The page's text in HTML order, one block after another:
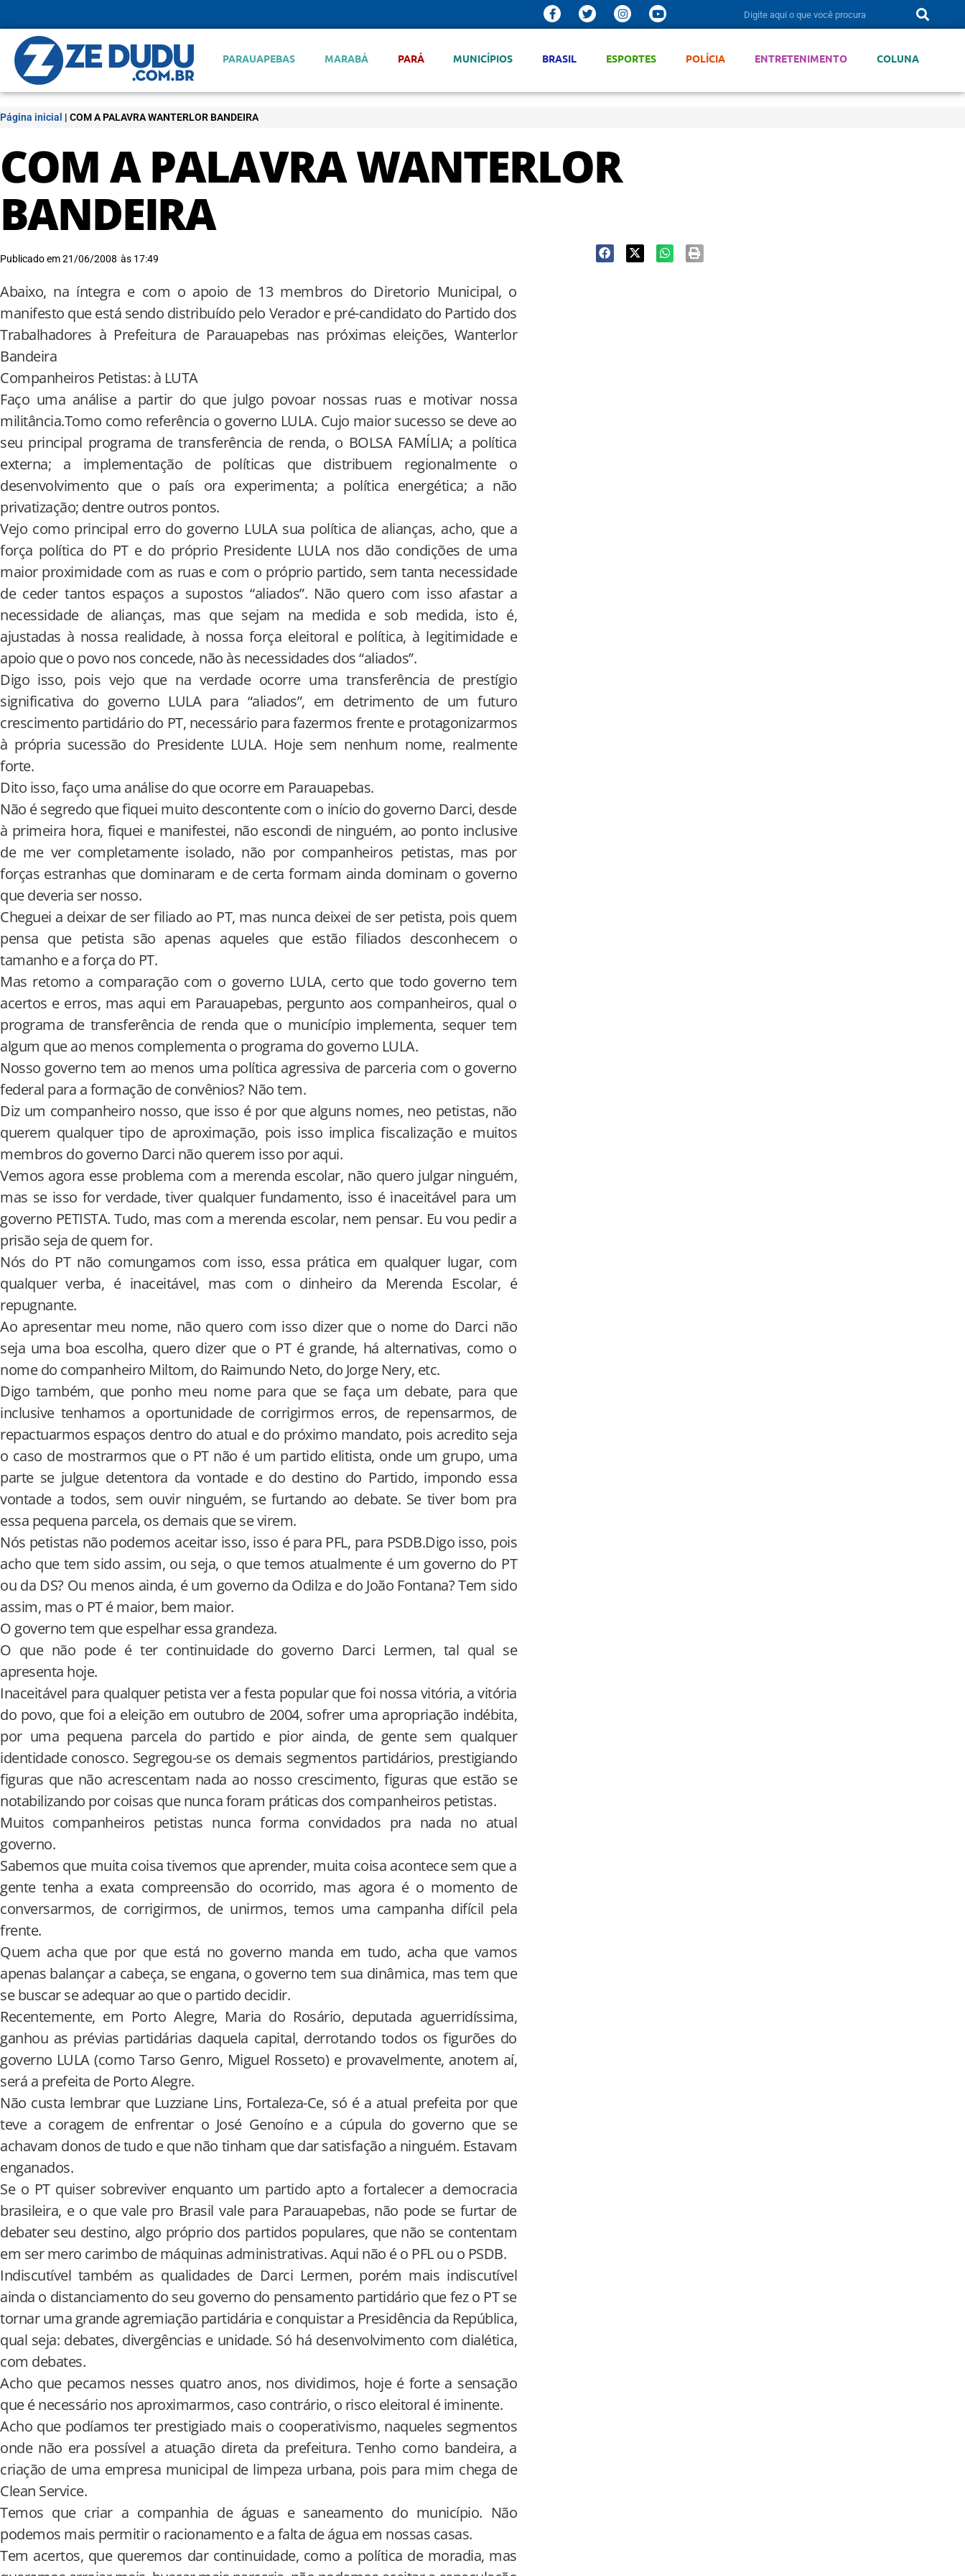
PARAUAPEBAS MARABÁ PARÁ MUNICÍPIOS BRASIL ESPORTES POLÍCIA ENTRETENIMENTO COLUNA
Página inicial | COM A PALAVRA WANTERLOR BANDEIRA
COM A PALAVRA WANTERLOR
BANDEIRA
Publicado em21/06/2008 às 17:49
Abaixo, na íntegra e com o apoio de 13 membros do Diretorio Municipal, o
manifesto que está sendo distribuído pelo Verador e pré-candidato do Partido dos
Trabalhadores à Prefeitura de Parauapebas nas próximas eleições, Wanterlor
Bandeira
Companheiros Petistas: à LUTA
Faço uma análise a partir do que julgo povoar nossas ruas e motivar nossa
militância.Tomo como referência o governo LULA. Cujo maior sucesso se deve ao
seu principal programa de transferência de renda, o BOLSA FAMÍLIA; a política
externa; a implementação de políticas que distribuem regionalmente o
desenvolvimento que o país ora experimenta; a política energética; a não
privatização; dentre outros pontos.
Vejo como principal erro do governo LULA sua política de alianças, acho, que a
força política do PT e do próprio Presidente LULA nos dão condições de uma
maior proximidade com as ruas e com o próprio partido, sem tanta necessidade
de ceder tantos espaços a supostos “aliados”. Não quero com isso afastar a
necessidade de alianças, mas que sejam na medida e sob medida, isto é,
ajustadas à nossa realidade, à nossa força eleitoral e política, à legitimidade e
apoio que o povo nos concede, não às necessidades dos “aliados”.
Digo isso, pois vejo que na verdade ocorre uma transferência de prestígio
significativa do governo LULA para “aliados”, em detrimento de um futuro
crescimento partidário do PT, necessário para fazermos frente e protagonizarmos
à própria sucessão do Presidente LULA. Hoje sem nenhum nome, realmente
forte.
Dito isso, faço uma análise do que ocorre em Parauapebas.
Não é segredo que fiquei muito descontente com o início do governo Darci, desde
à primeira hora, fiquei e manifestei, não escondi de ninguém, ao ponto inclusive
de me ver completamente isolado, não por companheiros petistas, mas por
forças estranhas que dominaram e de certa formam ainda dominam o governo
que deveria ser nosso.
Cheguei a deixar de ser filiado ao PT, mas nunca deixei de ser petista, pois quem
pensa que petista são apenas aqueles que estão filiados desconhecem o
tamanho e a força do PT.
Mas retomo a comparação com o governo LULA, certo que todo governo tem
acertos e erros, mas aqui em Parauapebas, pergunto aos companheiros, qual o
programa de transferência de renda que o município implementa, sequer tem
algum que ao menos complementa o programa do governo LULA.
Nosso governo tem ao menos uma política agressiva de parceria com o governo
federal para a formação de convênios? Não tem.
Diz um companheiro nosso, que isso é por que alguns nomes, neo petistas, não
querem qualquer tipo de aproximação, pois isso implica fiscalização e muitos
membros do governo Darci não querem isso por aqui.
Vemos agora esse problema com a merenda escolar, não quero julgar ninguém,
mas se isso for verdade, tiver qualquer fundamento, isso é inaceitável para um
governo PETISTA. Tudo, mas com a merenda escolar, nem pensar. Eu vou pedir a
prisão seja de quem for.
Nós do PT não comungamos com isso, essa prática em qualquer lugar, com
qualquer verba, é inaceitável, mas com o dinheiro da Merenda Escolar, é
repugnante.
Ao apresentar meu nome, não quero com isso dizer que o nome do Darci não
seja uma boa escolha, quero dizer que o PT é grande, há alternativas, como o
nome do companheiro Miltom, do Raimundo Neto, do Jorge Nery, etc.
Digo também, que ponho meu nome para que se faça um debate, para que
inclusive tenhamos a oportunidade de corrigirmos erros, de repensarmos, de
repactuarmos espaços dentro do atual e do próximo mandato, pois acredito seja
o caso de mostrarmos que o PT não é um partido elitista, onde um grupo, uma
parte se julgue detentora da vontade e do destino do Partido, impondo essa
vontade a todos, sem ouvir ninguém, se furtando ao debate. Se tiver bom pra
essa pequena parcela, os demais que se virem.
Nós petistas não podemos aceitar isso, isso é para PFL, para PSDB.Digo isso, pois
acho que tem sido assim, ou seja, o que temos atualmente é um governo do PT
ou da DS? Ou menos ainda, é um governo da Odilza e do João Fontana? Tem sido
assim, mas o PT é maior, bem maior.
O governo tem que espelhar essa grandeza.
O que não pode é ter continuidade do governo Darci Lermen, tal qual se
apresenta hoje.
Inaceitável para qualquer petista ver a festa popular que foi nossa vitória, a vitória
do povo, que foi a eleição em outubro de 2004, sofrer uma apropriação indébita,
por uma pequena parcela do partido e pior ainda, de gente sem qualquer
identidade conosco. Segregou-se os demais segmentos partidários, prestigiando
figuras que não acrescentam nada ao nosso crescimento, figuras que estão se
notabilizando por coisas que nunca foram práticas dos companheiros petistas.
Muitos companheiros petistas nunca forma convidados pra nada no atual
governo.
Sabemos que muita coisa tivemos que aprender, muita coisa acontece sem que a
gente tenha a exata compreensão do ocorrido, mas agora é o momento de
conversarmos, de corrigirmos, de unirmos, temos uma campanha difícil pela
frente.
Quem acha que por que está no governo manda em tudo, acha que vamos
apenas balançar a cabeça, se engana, o governo tem sua dinâmica, mas tem que
se buscar se adequar ao que o partido decidir.
Recentemente, em Porto Alegre, Maria do Rosário, deputada aguerridíssima,
ganhou as prévias partidárias daquela capital, derrotando todos os figurões do
governo LULA (como Tarso Genro, Miguel Rosseto) e provavelmente, anotem aí,
será a prefeita de Porto Alegre.
Não custa lembrar que Luzziane Lins, Fortaleza-Ce, só é a atual prefeita por que
teve a coragem de enfrentar o José Genoíno e a cúpula do governo que se
achavam donos de tudo e que não tinham que dar satisfação a ninguém. Estavam
enganados.
Se o PT quiser sobreviver enquanto um partido apto a fortalecer a democracia
brasileira, e o que vale pro Brasil vale para Parauapebas, não pode se furtar de
debater seu destino, algo próprio dos partidos populares, que não se contentam
em ser mero carimbo de máquinas administrativas. Aqui não é o PFL ou o PSDB.
Indiscutível também as qualidades de Darci Lermen, porém mais indiscutível
ainda o distanciamento do seu governo do pensamento partidário que fez o PT se
tornar uma grande agremiação partidária e conquistar a Presidência da República,
qual seja: debates, divergências e unidade. Só há desenvolvimento com dialética,
com debates.
Acho que pecamos nesses quatro anos, nos dividimos, hoje é forte a sensação
que é necessário nos aproximarmos, caso contrário, o risco eleitoral é iminente.
Acho que podíamos ter prestigiado mais o cooperativismo, naqueles segmentos
onde não era possível a atuação direta da prefeitura. Tenho como bandeira, a
criação de uma empresa municipal de limpeza urbana, pois para mim chega de
Clean Service.
Temos que criar a companhia de águas e saneamento do município. Não
podemos mais permitir o racionamento e a falta de água em nossas casas.
Tem acertos, que queremos dar continuidade, como a política de moradia, mas